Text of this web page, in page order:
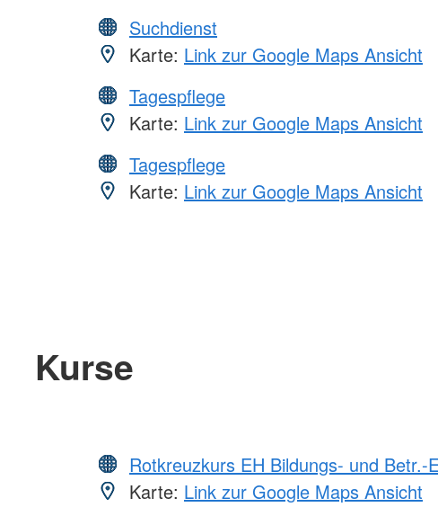
Suchdienst
Karte: Link zur Google Maps Ansicht
Tagespflege
Karte: Link zur Google Maps Ansicht
Tagespflege
Karte: Link zur Google Maps Ansicht
Kurse
Rotkreuzkurs EH Bildungs- und Betr.-
Karte: Link zur Google Maps Ansicht